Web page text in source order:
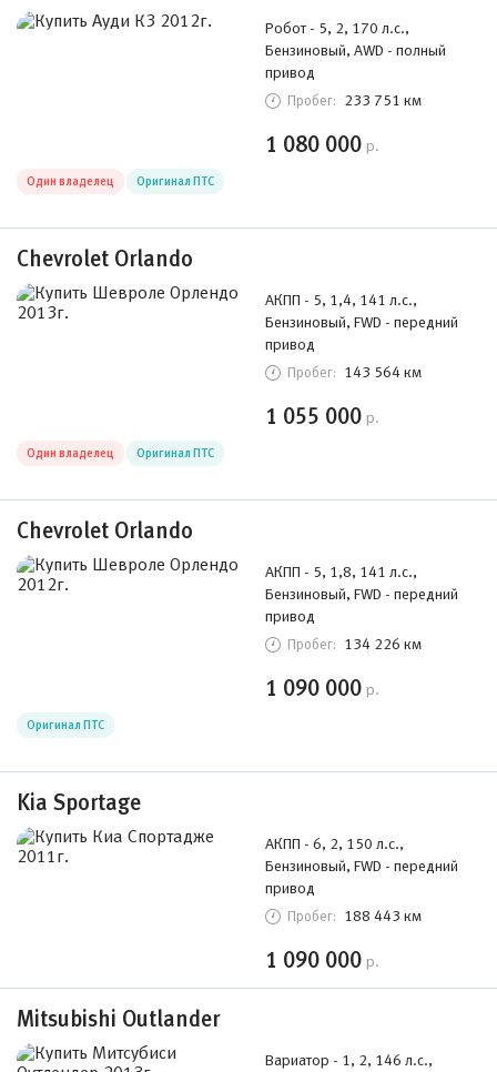
Робот - 5, 2, 170 л.с.,
Бензиновый, AWD - полный
привод
Пробег: 233 751 км
1 080 000 р.
Один владелец Оригинал ПТС
Chevrolet Orlando
АКПП - 5, 1,4, 141 л.с.,
Бензиновый, FWD - передний
привод
Пробег: 143 564 км
1 055 000 р.
Один владелец Оригинал ПТС
Chevrolet Orlando
АКПП - 5, 1,8, 141 л.с.,
Бензиновый, FWD - передний
привод
Пробег: 134 226 км
1 090 000 р.
Оригинал ПТС
Kia Sportage
АКПП - 6, 2, 150 л.с.,
Бензиновый, FWD - передний
привод
Пробег: 188 443 км
1 090 000 р.
Mitsubishi Outlander
Вариатор - 1, 2, 146 л.с.,